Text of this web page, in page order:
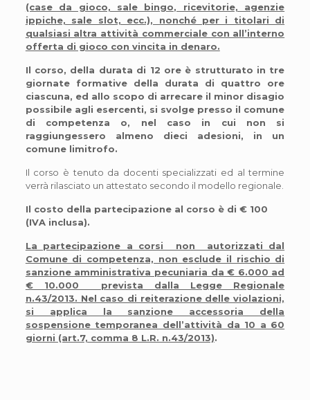
(case da gioco, sale bingo, ricevitorie, agenzie
ippiche, sale slot, ecc.), nonché per i titolari di
qualsiasi altra attività commerciale con all’interno
offerta di gioco con vincita in denaro.
Il corso, della durata di 12 ore è strutturato in tre
giornate formative della durata di quattro ore
ciascuna, ed allo scopo di arrecare il minor disagio
possibile agli esercenti, si svolge presso il comune
di competenza o, nel caso in cui non si
raggiungessero almeno dieci adesioni, in un
comune limitrofo.
Il corso è tenuto da docenti specializzati ed al termine
verrà rilasciato un attestato secondo il modello regionale.
Il costo della partecipazione al corso è di € 100
(IVA inclusa).
La partecipazione a corsi non autorizzati dal
Comune di competenza, non esclude il rischio di
sanzione amministrativa pecuniaria da € 6.000 ad
€ 10.000 prevista dalla Legge Regionale
n.43/2013. Nel caso di reiterazione delle violazioni,
si applica la sanzione accessoria della
sospensione temporanea dell’attività da 10 a 60
giorni (art.7, comma 8 L.R. n.43/2013).